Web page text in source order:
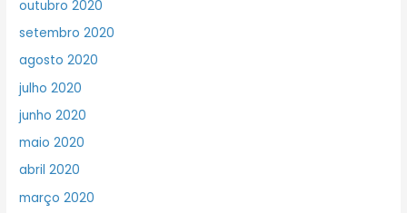
outubro 2020
setembro 2020
agosto 2020
julho 2020
junho 2020
maio 2020
abril 2020
março 2020